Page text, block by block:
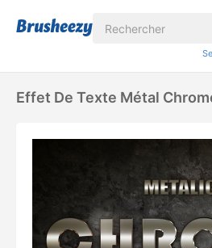
Effet De Texte Métal